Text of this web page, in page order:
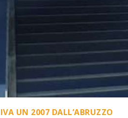
UN 2007 DALL’ABRUZZO